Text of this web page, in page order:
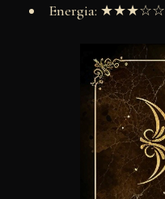
Energia: ★★★☆☆